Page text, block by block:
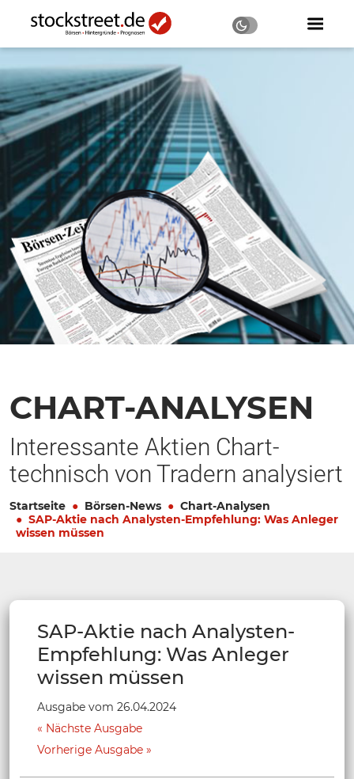
CHART-ANALYSEN
Interessante Aktien Chart-
technisch von Tradern analysiert
Startseite Börsen-News
Chart-Analysen
SAP-Aktie nach Analysten-Empfehlung: Was Anleger
wissen müssen
SAP-Aktie nach Analysten-
Empfehlung: Was Anleger
wissen müssen
Ausgabe vom 26.04.2024
Nächste Ausgabe
Vorherige Ausgabe